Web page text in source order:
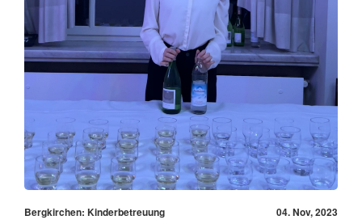
Bergkirchen: Kinderbetreuung 04. Nov, 2023